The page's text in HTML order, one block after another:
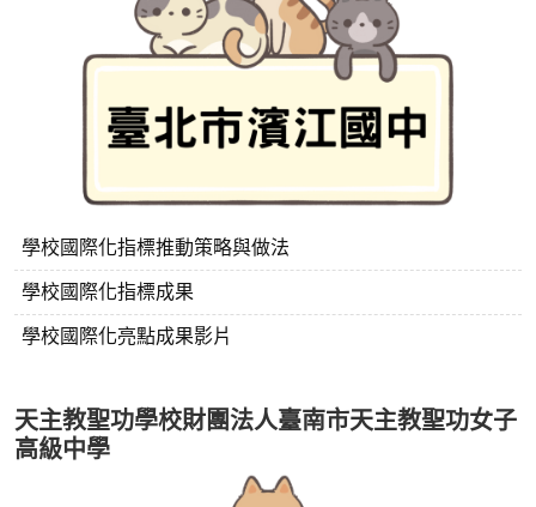
學校國際化指標推動策略與做法
學校國際化指標成果
學校國際化亮點成果影片
天主教聖功學校財團法人臺南市天主教聖功女子
高級中學